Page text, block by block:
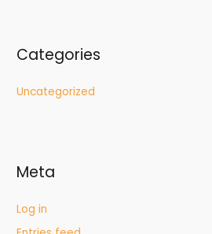
Categories
Uncategorized
Meta
Log in